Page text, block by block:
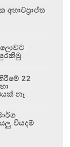
අභාවප්‍රාප්ත
ලොවට
22
නෑ
වියදම්